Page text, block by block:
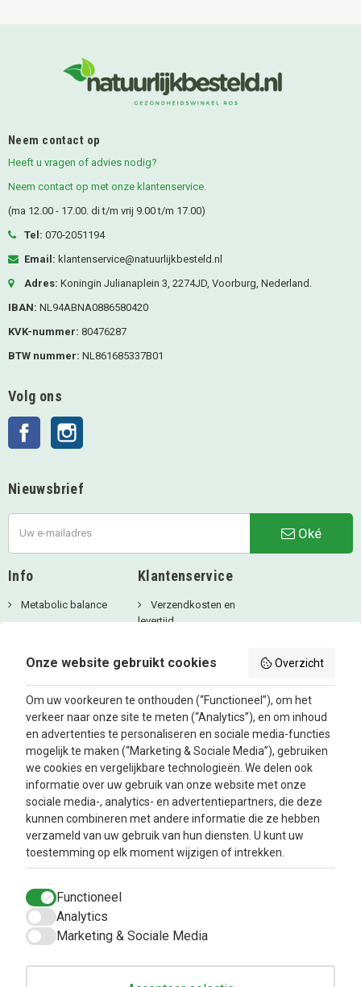
Neem contact op
Heeft u vragen of advies nodig?
Neem contact op met onze klantenservice.
(ma 12.00 - 17.00. di t/m vrij 9.00 t/m 17.00)
Tel: 070-2051194
Email: klantenservice@natuurlijkbesteld.nl
Adres: Koningin Julianaplein 3, 2274JD, Voorburg, Nederland.
IBAN: NL94ABNA0886580420
KVK-nummer: 80476287
BTW nummer: NL861685337B01
Volg ons
Facebook
Nieuwsbrief
Oké
Info
Metabolic balance
Klantenservice
Verzendkosten en
levertijd
Betaalmethodes
Algemene
voorwaarden
Retourbeleid en
Inloggen
Contacteer ons
Onze website gebruikt cookies Overzicht
Om uw voorkeuren te onthouden (“Functioneel”), om het
verkeer naar onze site te meten (“Analytics”), en om inhoud
en advertenties te personaliseren en sociale media-functies
mogelijk te maken (“Marketing & Sociale Media”), gebruiken
we cookies en vergelijkbare technologieën. We delen ook
informatie over uw gebruik van onze website met onze
sociale media-, analytics- en advertentiepartners, die deze
kunnen combineren met andere informatie die ze hebben
verzameld van uw gebruik van hun diensten. U kunt uw
toestemming op elk moment wijzigen of intrekken.
Functioneel
Analytics
Marketing & Sociale Media